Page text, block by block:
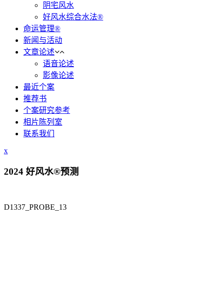
阴宅风水
好风水综合水法®
命运管理®
新闻与活动
文章论述
语音论述
影像论述
最近个案
推荐书
个案研究参考
相片陈列室
联系我们
x
2024 好风水®预测